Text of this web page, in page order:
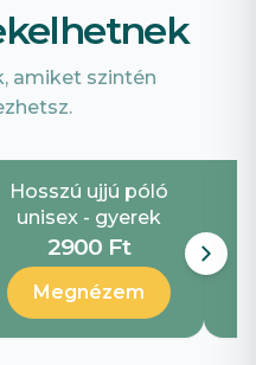
amiket szintén
Hosszú ujjú póló
unisex - gyerek
2900 Ft
Megnézem